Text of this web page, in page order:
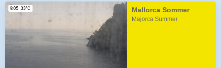
Mallorca Sommer
Majorca Summer